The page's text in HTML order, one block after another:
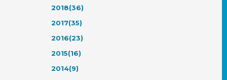
2018(36)
2017(35)
2016(23)
2015(16)
2014(9)